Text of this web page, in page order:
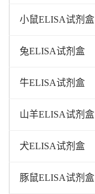
小鼠ELISA试剂盒
兔ELISA试剂盒
牛ELISA试剂盒
山羊ELISA试剂盒
犬ELISA试剂盒
豚鼠ELISA试剂盒